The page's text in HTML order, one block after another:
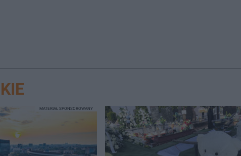
MATERIAŁ SPONSOROWANY